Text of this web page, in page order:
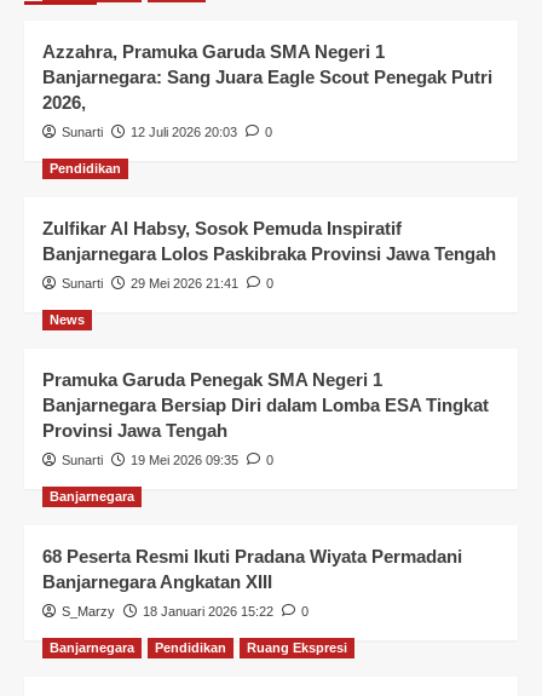
Azzahra, Pramuka Garuda SMA Negeri 1
Banjarnegara: Sang Juara Eagle Scout Penegak Putri
2026,
Sunarti 12 Juli 2026 20:03 0
Pendidikan
Zulfikar Al Habsy, Sosok Pemuda Inspiratif
Banjarnegara Lolos Paskibraka Provinsi Jawa Tengah
Sunarti 29 Mei 2026 21:41 0
News
Pramuka Garuda Penegak SMA Negeri 1
Banjarnegara Bersiap Diri dalam Lomba ESA Tingkat
Provinsi Jawa Tengah
Sunarti 19 Mei 2026 09:35 0
Banjarnegara
68 Peserta Resmi Ikuti Pradana Wiyata Permadani
Banjarnegara Angkatan XIII
S_Marzy 18 Januari 2026 15:22 0
Banjarnegara Pendidikan Ruang Ekspresi